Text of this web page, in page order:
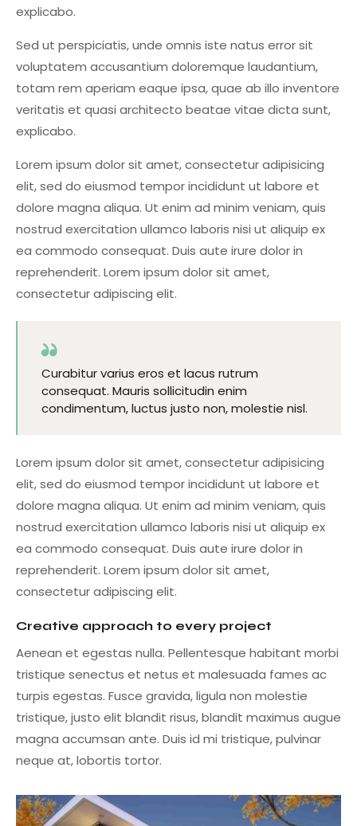
explicabo.
Sed ut perspiciatis, unde omnis iste natus error sit
voluptatem accusantium doloremque laudantium,
totam rem aperiam eaque ipsa, quae ab illo inventore
veritatis et quasi architecto beatae vitae dicta sunt,
explicabo.
Lorem ipsum dolor sit amet, consectetur adipisicing
elit, sed do eiusmod tempor incididunt ut labore et
dolore magna aliqua. Ut enim ad minim veniam, quis
nostrud exercitation ullamco laboris nisi ut aliquip ex
ea commodo consequat. Duis aute irure dolor in
reprehenderit. Lorem ipsum dolor sit amet,
consectetur adipiscing elit.
Curabitur varius eros et lacus rutrum
consequat. Mauris sollicitudin enim
condimentum, luctus justo non, molestie nisl.
Lorem ipsum dolor sit amet, consectetur adipisicing
elit, sed do eiusmod tempor incididunt ut labore et
dolore magna aliqua. Ut enim ad minim veniam, quis
nostrud exercitation ullamco laboris nisi ut aliquip ex
ea commodo consequat. Duis aute irure dolor in
reprehenderit. Lorem ipsum dolor sit amet,
consectetur adipiscing elit.
Creative approach to every project
Aenean et egestas nulla. Pellentesque habitant morbi
tristique senectus et netus et malesuada fames ac
turpis egestas. Fusce gravida, ligula non molestie
tristique, justo elit blandit risus, blandit maximus augue
magna accumsan ante. Duis id mi tristique, pulvinar
neque at, lobortis tortor.